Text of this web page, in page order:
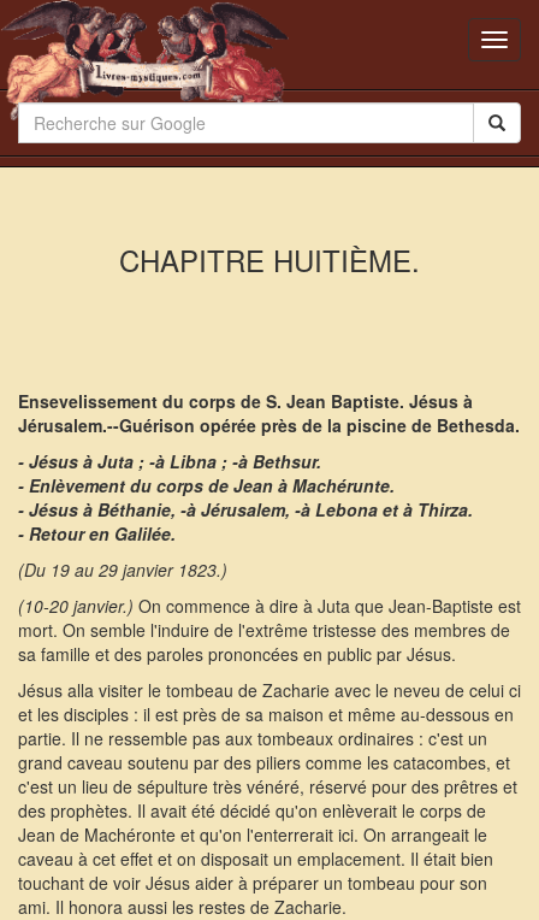
CHAPITRE HUITIÈME.
Ensevelissement du corps de S. Jean Baptiste. Jésus à
Jérusalem.--Guérison opérée près de la piscine de Bethesda.
- Jésus à Juta ; -à Libna ; -à Bethsur.
- Enlèvement du corps de Jean à Machérunte.
- Jésus à Béthanie, -à Jérusalem, -à Lebona et à Thirza.
- Retour en Galilée.
(Du 19 au 29 janvier 1823.)
(10-20 janvier.) On commence à dire à Juta que Jean-Baptiste est
mort. On semble l'induire de l'extrême tristesse des membres de
sa famille et des paroles prononcées en public par Jésus.
Jésus alla visiter le tombeau de Zacharie avec le neveu de celui ci
et les disciples : il est près de sa maison et même au-dessous en
partie. Il ne ressemble pas aux tombeaux ordinaires : c'est un
grand caveau soutenu par des piliers comme les catacombes, et
c'est un lieu de sépulture très vénéré, réservé pour des prêtres et
des prophètes. Il avait été décidé qu'on enlèverait le corps de
Jean de Machéronte et qu'on l'enterrerait ici. On arrangeait le
caveau à cet effet et on disposait un emplacement. Il était bien
touchant de voir Jésus aider à préparer un tombeau pour son
ami. Il honora aussi les restes de Zacharie.